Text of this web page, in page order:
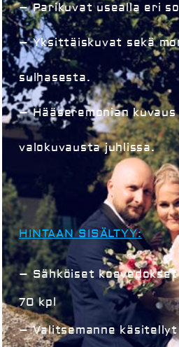
– Parikuvat usealla eri
– Yksittäiskuvat sekä
sulhasesta.
– Hääseremonian kuvaus
valokuvausta juhlissa.
HINTAAN SISÄLTYY:
– Sähköiset
70 kpl
– Valitsemanne